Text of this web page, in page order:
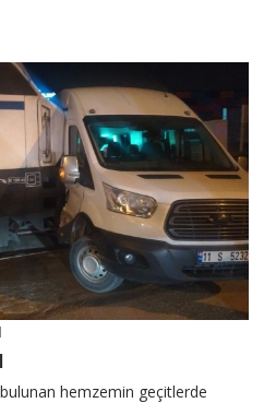
hemzemin geçitlerde